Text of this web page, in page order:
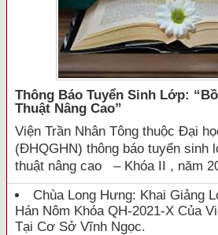
Thông Báo Tuyển Sinh Lớp:
Thuật Nâng Cao”
Viện Trần Nhân Tông thuộc Đại
(ĐHQGHN) thông báo tuyển
thuật nâng cao – Khóa II , năm
Chùa Long Hưng: Khai Giảng
Hán Nôm Khóa QH-2021-X Của
Tại Cơ Sở Vĩnh Ngọc.